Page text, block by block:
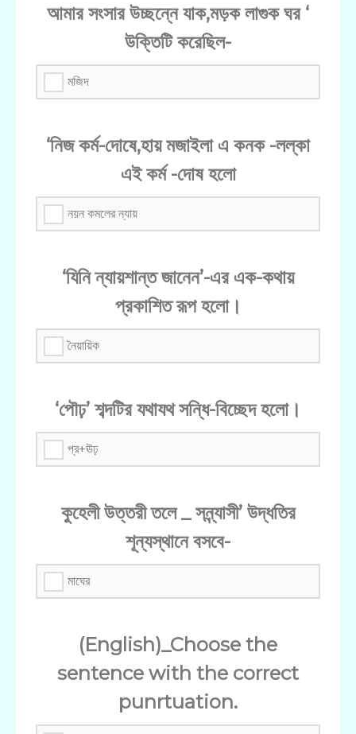
আমার সংসার উচ্ছন্নে যাক,মড়ক লাগুক ঘর ‘
উক্তিটি করেছিল-
মজিদ
‘নিজ কর্ম-দোষে,হায় মজাইলা এ কনক -লল্কা
এই কর্ম -দোষ হলো
নয়ন কমলের ন্যায়
‘যিনি ন্যায়শান্ত জানেন’-এর এক-কথায়
প্রকাশিত রূপ হলো।
নৈয়ায়িক
‘পৌঢ়’ শব্দটির যথাযথ সন্ধি-বিচ্ছেদ হলো।
প্র+ঊঢ়
কুহেলী উত্তরী তলে _ সন্ন্যাসী’ উদ্ধতির
শূন্যস্থানে বসবে-
মাঘের
(English)_Choose the
sentence with the correct
punrtuation.